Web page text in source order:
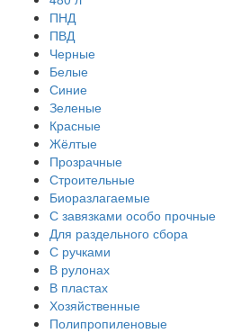
ПНД
ПВД
Черные
Белые
Синие
Зеленые
Красные
Жёлтые
Прозрачные
Строительные
Биоразлагаемые
С завязками особо прочные
Для раздельного сбора
С ручками
В рулонах
В пластах
Хозяйственные
Полипропиленовые